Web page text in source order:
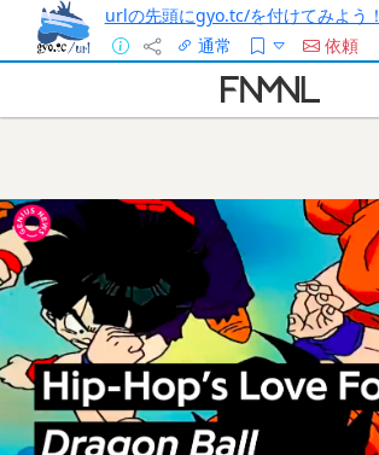
urlの先頭にgyo.tc/を付けてみよう！
通常
依頼